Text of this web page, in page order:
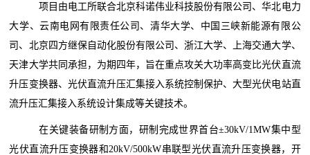
项目由电工所联合北京科诺伟业科技股份有限公司、华北电力
大学、云南电网有限责任公司、清华大学、中国三峡新能源有限公
司、北京四方继保自动化股份有限公司、浙江大学、上海交通大学、
天津大学共同承担，为期四年，旨在重点攻关大功率高变比光伏直流
升压变换器、光伏直流升压汇集接入系统控制保护、大型光伏电站直
流升压汇集接入系统设计集成等关键技术。
在关键装备研制方面，研制完成世界首台±30kV/1MW集中型
光伏直流升压变换器和20kV/500kW串联型光伏直流升压变换器，开